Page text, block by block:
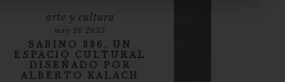
arte y cultura
may 26 2023
SABINO 336, UN
ESPACIO CULTURAL
DISEÑADO POR
ALBERTO KALACH